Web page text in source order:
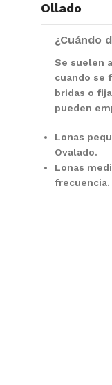
Ollado
¿Cuándo
Se suelen
cuando se
bridas o
pueden
Lonas
Ovalado.
Lonas
frecuencia.